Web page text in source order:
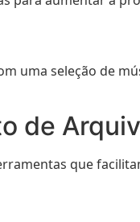
uma seleção de
de
que